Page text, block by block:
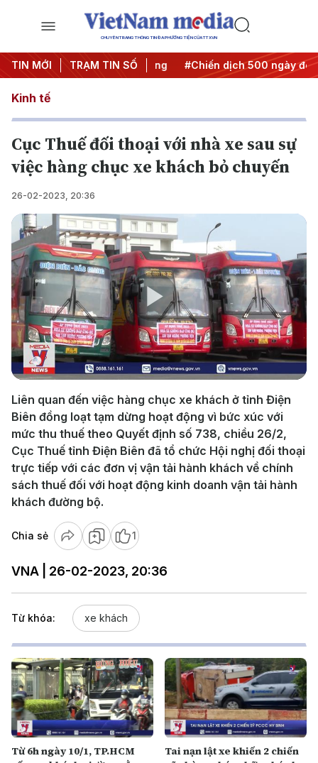
CHUYÊN TRANG THÔNG TIN ĐA PHƯƠNG TIỆN CỦA TTXVN
TIN MỚI TRẠM TIN SỐ
Nghị quyết thành hành động #Chiến dịch 500 ngày đêm
Kinh tế
Cục Thuế đối thoại với nhà xe sau sự
việc hàng chục xe khách bỏ chuyến
26-02-2023, 20:36
Play
Video
Liên quan đến việc hàng chục xe khách ở tỉnh Điện
Biên đồng loạt tạm dừng hoạt động vì bức xúc với
mức thu thuế theo Quyết định số 738, chiều 26/2,
Cục Thuế tỉnh Điện Biên đã tổ chức Hội nghị đối thoại
trực tiếp với các đơn vị vận tải hành khách về chính
sách thuế đối với hoạt động kinh doanh vận tải hành
khách đường bộ.
Chia sẻ 1
VNA | 26-02-2023, 20:36
Từ khóa: xe khách
Từ 6h ngày 10/1, TP.HCM
Tai nạn lật xe khiến 2 chiến